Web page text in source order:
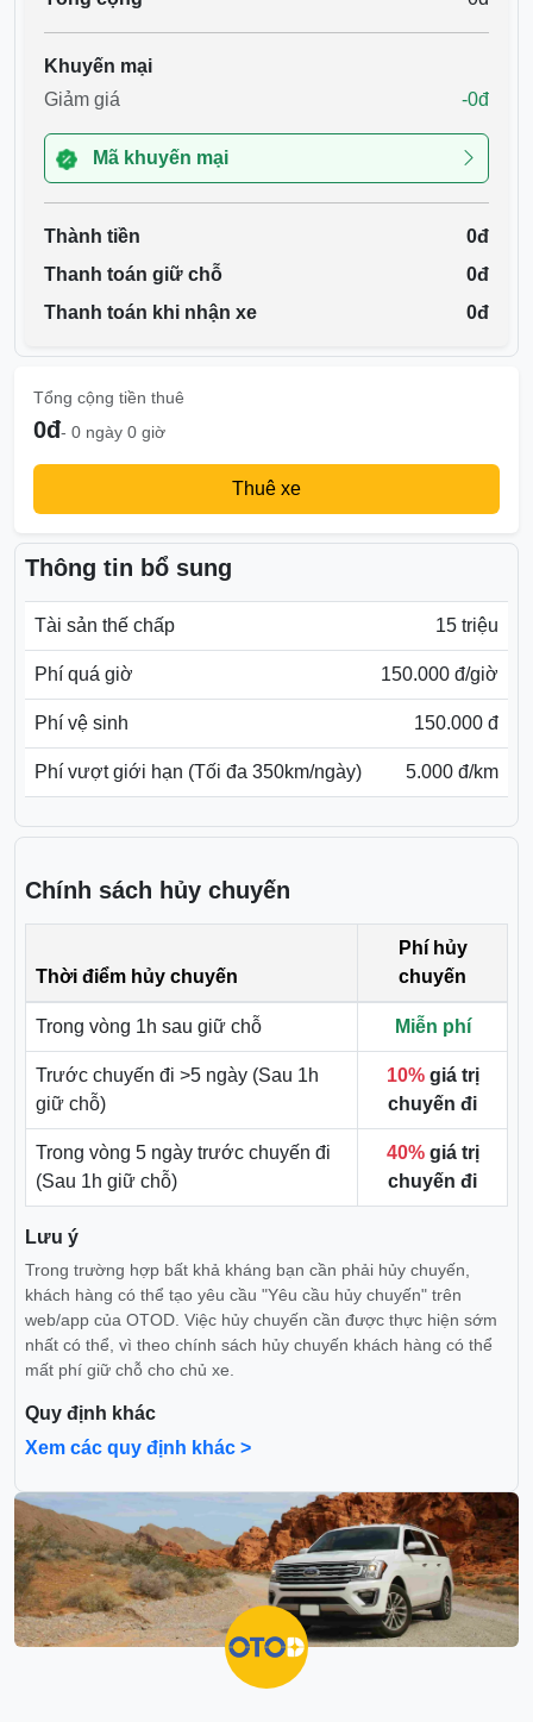
Khuyến mại
Giảm giá
-0đ
Mã khuyến mại
Thành tiền
0đ
Thanh toán giữ chỗ
0đ
Thanh toán khi nhận xe
0đ
Tổng cộng tiền thuê
0đ- 0 ngày 0 giờ
Thuê xe
Thông tin bổ sung
Tài sản thế chấp 15 triệu
Phí quá giờ 150.000 đ/giờ
Phí vệ sinh 150.000 đ
Phí vượt giới hạn (Tối đa 350km/ngày) 5.000 đ/km
Chính sách hủy chuyến
Thời điểm hủy chuyến
Phí hủy
chuyến
Trong vòng 1h sau giữ chỗ Miễn phí
Trước chuyến đi >5 ngày (Sau 1h
giữ chỗ)
10% giá trị
chuyến đi
Trong vòng 5 ngày trước chuyến đi
(Sau 1h giữ chỗ)
40% giá trị
chuyến đi
Lưu ý
Trong trường hợp bất khả kháng bạn cần phải hủy chuyến,
khách hàng có thể tạo yêu cầu "Yêu cầu hủy chuyến" trên
web/app của OTOD. Việc hủy chuyến cần được thực hiện sớm
nhất có thể, vì theo chính sách hủy chuyến khách hàng có thể
mất phí giữ chỗ cho chủ xe.
Quy định khác
Xem các quy định khác >